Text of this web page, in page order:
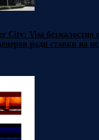
City: Visa безжалостно
ради ставки на